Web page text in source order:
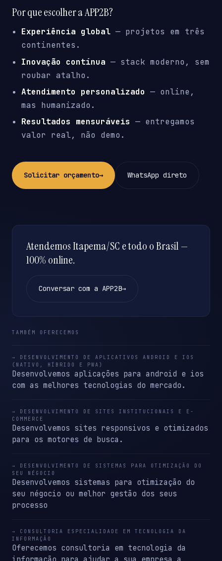
Por que escolher a APP2B?
Experiência global — projetos em três
continentes.
Inovação contínua — stack moderno, sem
roubar atalho.
Atendimento personalizado — online,
mas humanizado.
Resultados mensuráveis — entregamos
valor real, não demo.
Solicitar orçamento→ WhatsApp direto
Atendemos Itapema/SC e todo o Brasil —
100% online.
Conversar com a APP2B→
TAMBÉM OFERECEMOS
→ DESENVOLVIMENTO DE APLICATIVOS ANDROID E IOS
(NATIVO, HÍBRIDO E PWA)
Desenvolvemos aplicações para android e ios
com as melhores tecnologias do mercado.
→ DESENVOLVIMENTO DE SITES INSTITUCIONAIS E E-
COMMERCE
Desenvolvemos sites responsivos e otimizados
para os motores de busca.
→ DESENVOLVIMENTO DE SISTEMAS PARA OTIMIZAÇÃO DO
SEU NÉGOCIO
Desenvolvemos sistemas para otimização do
seu négocio ou melhor gestão dos seus
processo
→ CONSULTORIA ESPECIALIDADE EM TECNOLOGIA DA
INFORMAÇÃO
Oferecemos consultoria em tecnologia da